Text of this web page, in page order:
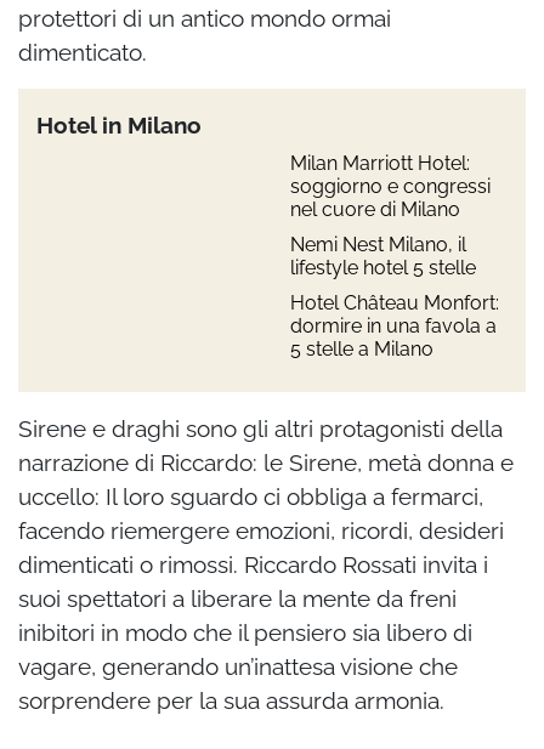
protettori di un antico mondo ormai
dimenticato.
Hotel in Milano
Milan Marriott Hotel:
soggiorno e congressi
nel cuore di Milano
Nemi Nest Milano, il
lifestyle hotel 5 stelle
Hotel Château Monfort:
dormire in una favola a
5 stelle a Milano
Sirene e draghi sono gli altri protagonisti della
narrazione di Riccardo: le Sirene, metà donna e
uccello: Il loro sguardo ci obbliga a fermarci,
facendo riemergere emozioni, ricordi, desideri
dimenticati o rimossi. Riccardo Rossati invita i
suoi spettatori a liberare la mente da freni
inibitori in modo che il pensiero sia libero di
vagare, generando un’inattesa visione che
sorprendere per la sua assurda armonia.